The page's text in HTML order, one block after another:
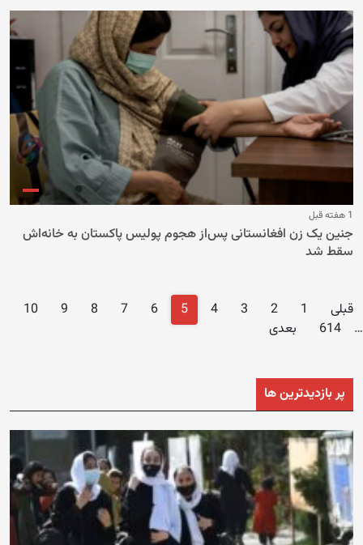
1 هفته قبل
جنین یک زن افغانستانی پس‌از هجوم پولیس پاکستان به خانه‌اش
سقط شد
Posts
navigation
قبلی 1
2
3
4
5
6
7
8
9
10
…
614 بعدی
پر بازدیدترین ها